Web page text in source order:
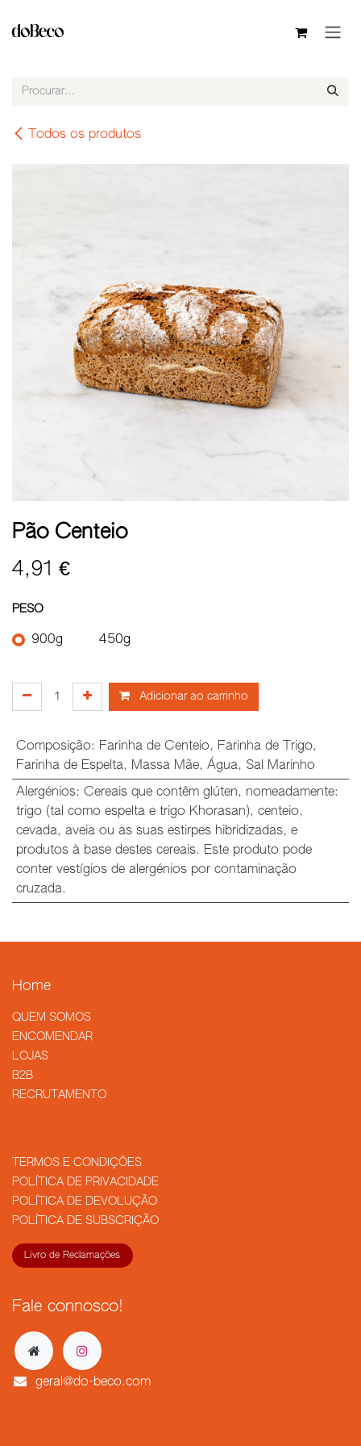
Todos os produtos
Pão Centeio
4,91 €
PESO
900g 450g
Adicionar ao carrinho
Composição: Farinha de Centeio, Farinha de Trigo,
Farinha de Espelta, Massa Mãe, Água, Sal Marinho
Alergénios: Cereais que contêm glúten, nomeadamente:
trigo (tal como espelta e trigo Khorasan), centeio,
cevada, aveia ou as suas estirpes hibridizadas, e
produtos à base destes cereais. Este produto pode
conter vestígios de alergénios por contaminação
cruzada.
Home
QUEM SOMOS
​ENCOMENDAR
LOJAS
B2B
RECRUTAMENTO
TERMOS E CONDIÇÕES
POLÍTICA DE PRIVACIDADE
POLÍTICA DE DEVOLUÇÃO
POLÍTICA DE SUBSCRIÇÃO
Livro de Reclamações
Fale connosco!
geral@do-beco.com